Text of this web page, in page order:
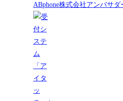
ABphone株式会社アンバサ